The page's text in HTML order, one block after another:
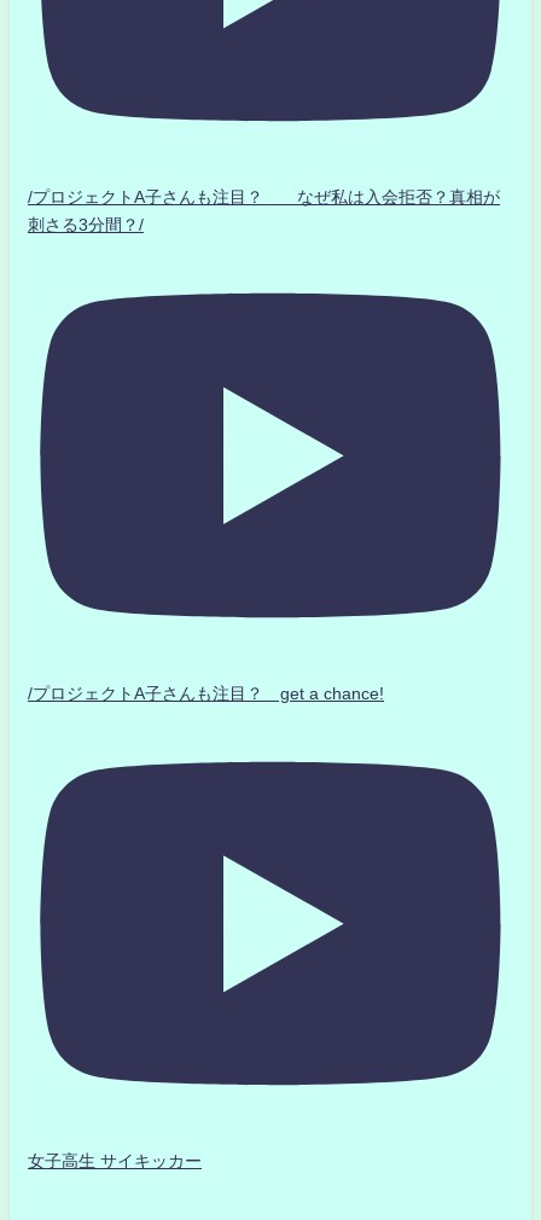
/プロジェクトA子さんも注目？ なぜ私は入会拒否？真相が
刺さる3分間？/
/プロジェクトA子さんも注目？ get a chance!
女子高生 サイキッカー